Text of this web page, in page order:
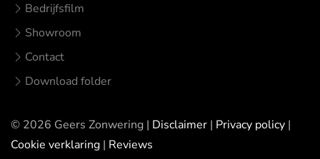
Bedrijfsfilm
Showroom
Contact
Download folder
© 2026 Geers Zonwering | Disclaimer | Privacy policy |
Cookie verklaring | Reviews